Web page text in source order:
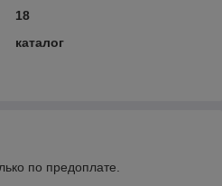
18
каталог
по предоплате.